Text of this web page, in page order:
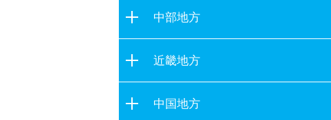
宮城県
秋田県
山形県
福島県
茨城県
群馬県
埼玉県
千葉県
中部地方
新潟県
石川県
近畿地方
滋賀県
中国地方